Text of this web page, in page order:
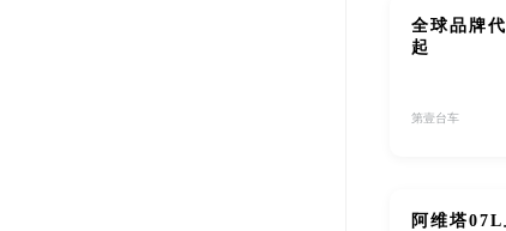
全球品牌
起
第壹台车
阿维塔